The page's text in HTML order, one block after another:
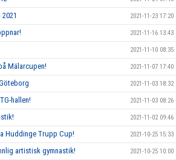
2021-11-23 17:20
2021-11-16 13:43
2021-11-10 08:35
Mälarcupen! 2021-11-07 17:40
2021-11-03 18:32
hallen! 2021-11-03 08:26
2021-11-02 09:46
Huddinge Trupp Cup! 2021-10-25 15:33
artistisk gymnastik! 2021-10-25 10:00